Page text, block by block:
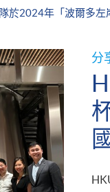
於2024年「波爾多
分